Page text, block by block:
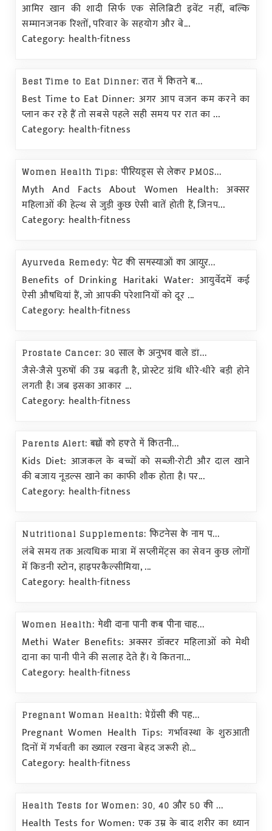
आमिर खान की शादी सिर्फ एक सेलिब्रिटी इवेंट नहीं, बल्कि
सम्मानजनक रिश्तों, परिवार के सहयोग और बे...
Category: health-fitness
Best Time to Eat Dinner: रात में कितने ब...
Best Time to Eat Dinner: अगर आप वजन कम करने का
प्लान कर रहे हैं तो सबसे पहले सही समय पर रात का ...
Category: health-fitness
Women Health Tips: पीरियड्स से लेकर PMOS...
Myth And Facts About Women Health: अक्सर
महिलाओं की हेल्थ से जुड़ी कुछ ऐसी बातें होती हैं, जिनप...
Category: health-fitness
Ayurveda Remedy: पेट की समस्याओं का आयुर...
Benefits of Drinking Haritaki Water: आयुर्वेदमें कई
ऐसी औषधियां हैं, जो आपकी परेशानियों को दूर ...
Category: health-fitness
Prostate Cancer: 30 साल के अनुभव वाले डॉ...
जैसे-जैसे पुरुषों की उम्र बढ़ती है, प्रोस्टेट ग्रंथि धीरे-धीरे बड़ी होने
लगती है। जब इसका आकार ...
Category: health-fitness
Parents Alert: बच्चों को हफ्ते में कितनी...
Kids Diet: आजकल के बच्चों को सब्जी-रोटी और दाल खाने
की बजाय नूडल्स खाने का काफी शौक होता है। पर...
Category: health-fitness
Nutritional Supplements: फिटनेस के नाम प...
लंबे समय तक अत्यधिक मात्रा में सप्लीमेंट्स का सेवन कुछ लोगों
में किडनी स्टोन, हाइपरकैल्सीमिया, ...
Category: health-fitness
Women Health: मेथी दाना पानी कब पीना चाह...
Methi Water Benefits: अक्सर डॉक्टर महिलाओं को मेथी
दाना का पानी पीने की सलाह देते हैं। ये कितना...
Category: health-fitness
Pregnant Woman Health: प्रेग्नेंसी की पह...
Pregnant Women Health Tips: गर्भावस्था के शुरुआती
दिनों में गर्भवती का ख्याल रखना बेहद जरूरी हो...
Category: health-fitness
Health Tests for Women: 30, 40 और 50 की ...
Health Tests for Women: एक उम्र के बाद शरीर का ध्यान